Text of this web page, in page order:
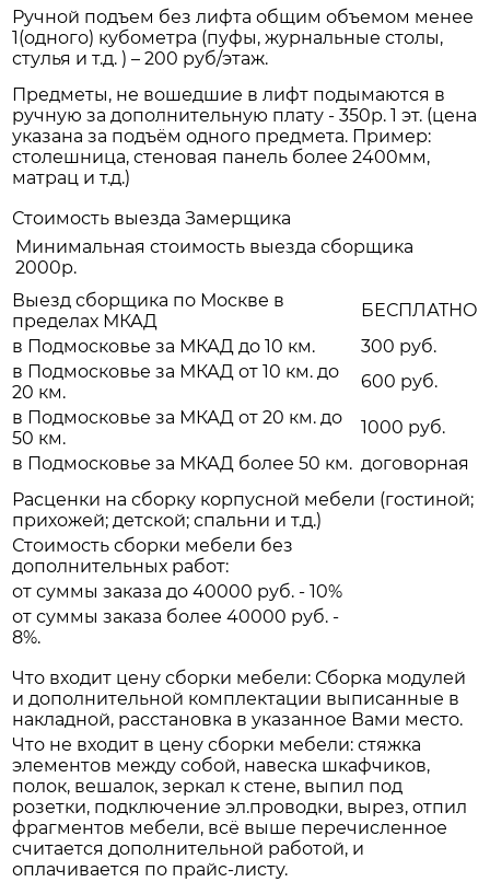
Ручной подъем без лифта общим объемом менее
1(одного) кубометра (пуфы, журнальные столы,
стулья и т.д. ) – 200 руб/этаж.
Предметы, не вошедшие в лифт подымаются в
ручную за дополнительную плату - 350р. 1 эт. (цена
указана за подъём одного предмета. Пример:
столешница, стеновая панель более 2400мм,
матрац и т.д.)
Стоимость выезда Замерщика
Минимальная стоимость выезда сборщика
2000р.
Выезд сборщика по Москве в
пределах МКАД
БЕСПЛАТНО
в Подмосковье за МКАД до 10 км.
300 руб.
в Подмосковье за МКАД от 10 км. до
20 км.
600 руб.
в Подмосковье за МКАД от 20 км. до
50 км.
1000 руб.
в Подмосковье за МКАД более 50 км. договорная
Расценки на сборку корпусной мебели (гостиной;
прихожей; детской; спальни и т.д.)
Стоимость сборки мебели без
дополнительных работ:
от суммы заказа до 40000 руб. - 10%
от суммы заказа более 40000 руб. -
8%.
Что входит цену сборки мебели: Сборка модулей
и дополнительной комплектации выписанные в
накладной, расстановка в указанное Вами место.
Что не входит в цену сборки мебели: стяжка
элементов между собой, навеска шкафчиков,
полок, вешалок, зеркал к стене, выпил под
розетки, подключение эл.проводки, вырез, отпил
фрагментов мебели, всё выше перечисленное
считается дополнительной работой, и
оплачивается по прайс-листу.